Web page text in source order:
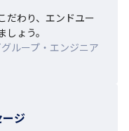
だわり、エンドユー
ょう。
ループ・エンジニア
ジ